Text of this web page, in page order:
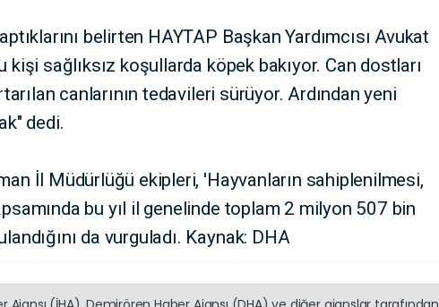
belirten HAYTAP Başkan Yardımcısı Avukat
kişi sağlıksız koşullarda köpek bakıyor. Can dostları
canlarının tedavileri sürüyor. Ardından yeni
dedi.
İl Müdürlüğü ekipleri, 'Hayvanların sahiplenilmesi,
bu yıl il genelinde toplam 2 milyon 507 bin
da vurguladı. Kaynak: DHA